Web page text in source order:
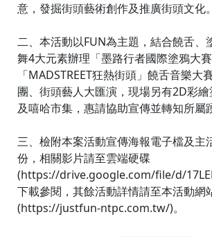
意，發掘街頭藝術創作及推廣街頭文化。
二、本活動以FUN為主題，結合饒舌、
舞4大元素辦理「墨路行者國際塗鴉大賽
「MADSTREET狂熱街頭」饒舌音樂大
團、街頭藝人大匯演，現場另有2D彩
及嘻哈市集，惠請協助宣傳並轉知所屬
三、檢附本案活動宣傳海報電子檔及主
份，相關影片請至雲端硬碟
(https://drive.google.com/file/d/
下載參閱，其餘活動詳情請至本活動網
(https://justfun-ntpc.com.tw/)。